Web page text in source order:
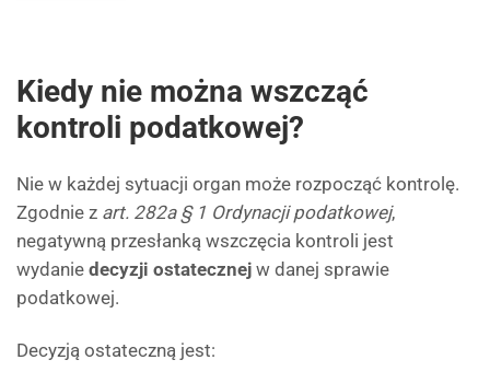
Kiedy nie można wszcząć
kontroli podatkowej?
Nie w każdej sytuacji organ może rozpocząć kontrolę.
Zgodnie z art. 282a § 1 Ordynacji podatkowej,
negatywną przesłanką wszczęcia kontroli jest
wydanie decyzji ostatecznej w danej sprawie
podatkowej.
Decyzją ostateczną jest: